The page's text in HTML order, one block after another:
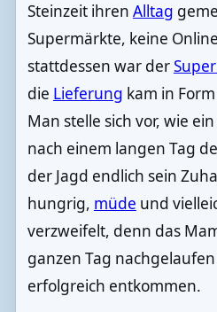
Steinzeit ihren Alltag
Supermärkte, keine
stattdessen war der
die Lieferung kam in
Man stelle sich vor, wie
nach einem langen Tag
der Jagd endlich sein
hungrig, müde und
verzweifelt, denn das
ganzen Tag
erfolgreich entkommen.